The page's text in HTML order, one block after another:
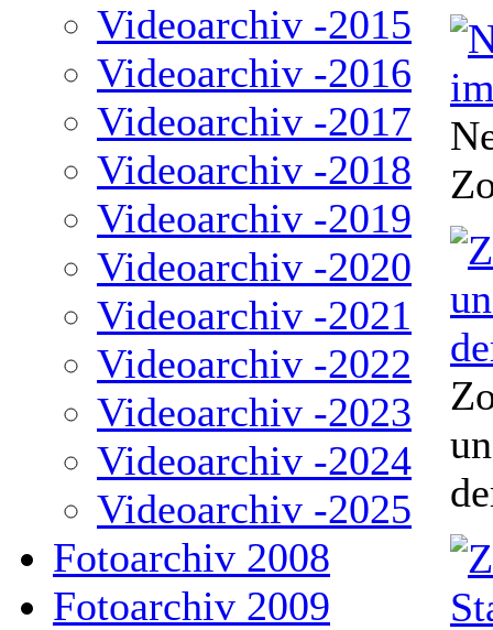
Videoarchiv -2015
Videoarchiv -2016
Videoarchiv -2017
Videoarchiv -2018
Videoarchiv -2019
Videoarchiv -2020
Videoarchiv -2021
Videoarchiv -2022
Videoarchiv -2023
Videoarchiv -2024
Videoarchiv -2025
Fotoarchiv 2008
Fotoarchiv 2009